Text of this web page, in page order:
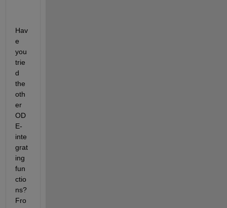
Hav
e
you
trie
d
the
oth
er
OD
E-
inte
grat
ing
fun
ctio
ns?
Fro